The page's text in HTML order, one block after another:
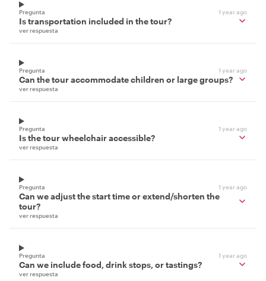
Pregunta 1 year ago
Is transportation included in the tour?
ver respuesta
Pregunta 1 year ago
Can the tour accommodate children or large groups?
ver respuesta
Pregunta 1 year ago
Is the tour wheelchair accessible?
ver respuesta
Pregunta 1 year ago
Can we adjust the start time or extend/shorten the
tour?
ver respuesta
Pregunta 1 year ago
Can we include food, drink stops, or tastings?
ver respuesta